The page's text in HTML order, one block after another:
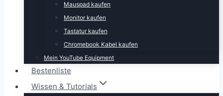
Mauspad kaufen
Monitor kaufen
Tastatur kaufen
Chromebook Kabel kaufen
Mein YouTube Equipment
Bestenliste
Wissen & Tutorials